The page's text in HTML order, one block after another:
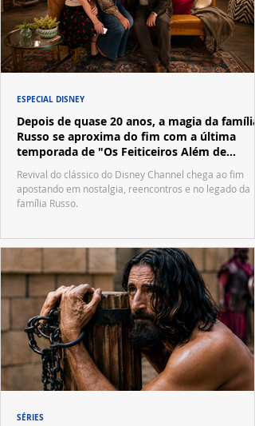
Depois de quase 20 anos, a magia da família
Russo se aproxima do fim com a última
temporada de "Os Feiticeiros Além de
Revival do clássico do Disney Channel chega ao fim
apostando em nostalgia, reencontros e no legado da
família Russo.
ESPECIAL DISNEY
SÉRIES